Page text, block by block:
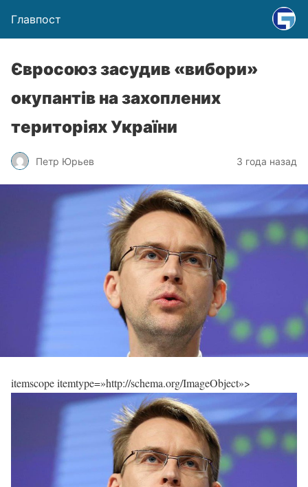
Главпост
Євросоюз засудив «вибори»
окупантів на захоплених
територіях України
Петр Юрьев 3 года назад
itemscope itemtype=»http://schema.org/ImageObject»>